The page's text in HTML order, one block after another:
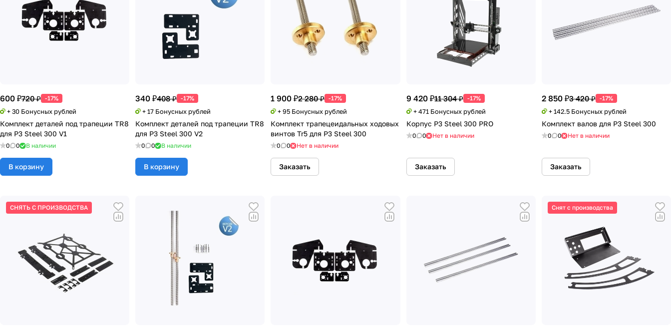
600 ₽720 ₽ -17%
+ 30 Бонусных рублей
Комплект деталей под трапеции TR8
для P3 Steel 300 V1
0 0 В наличии
В корзину
340 ₽408 ₽ -17%
+ 17 Бонусных рублей
Комплект деталей под трапеции TR8
для P3 Steel 300 V2
0 0 В наличии
В корзину
1 900 ₽2 280 ₽ -17%
+ 95 Бонусных рублей
Комплект трапецеидальных ходовых
винтов Tr5 для P3 Steel 300
0 0 Нет в наличии
Заказать
9 420 ₽11 304 ₽ -17%
+ 471 Бонусных рублей
Корпус P3 Steel 300 PRO
0 0 Нет в наличии
Заказать
2 850 ₽3 420 ₽ -17%
+ 142.5 Бонусных рублей
Комплект валов для P3 Steel 300
0 0 Нет в наличии
Заказать
СНЯТЬ С ПРОИЗВОДСТВА Снят с производства